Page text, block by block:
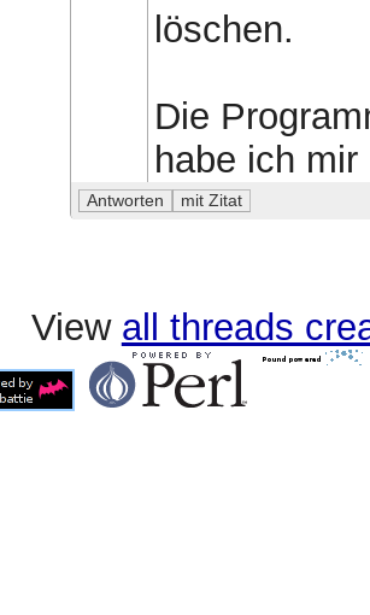
löschen.
Die
habe ich
View all threads